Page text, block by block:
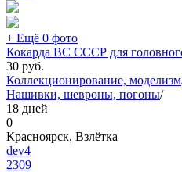
+ Ещё 0 фото
Кокарда ВС СССР для
30 руб.
Коллекционирование, моделизм
Нашивки, шевроны, погоны/
18 дней
0
Красноярск, Взлётка
dev4
2309